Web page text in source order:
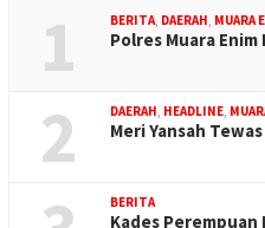
1 BERITA, DAERAH, MUARA
Polres Muara Enim
2 DAERAH, HEADLINE,
Meri Yansah
BERITA
Kades